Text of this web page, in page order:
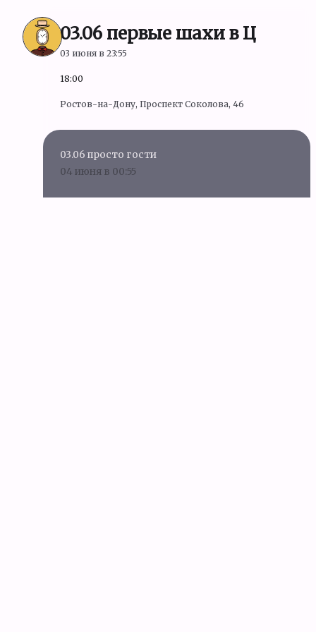
03.06 первые шахи в Ц
03 июня в 23:55
18:00
Ростов-на-Дону, Проспект Соколова, 46
03.06 просто гости
04 июня в 00:55